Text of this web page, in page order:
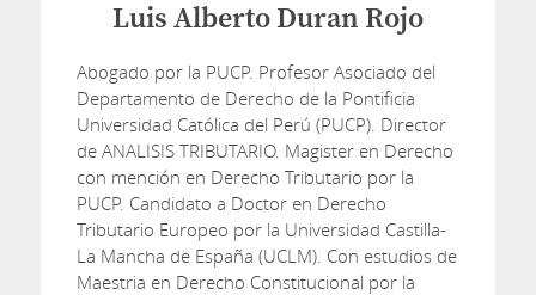
Luis Alberto Duran Rojo
Abogado por la PUCP. Profesor Asociado del
Departamento de Derecho de la Pontificia
Universidad Católica del Perú (PUCP). Director
de ANALISIS TRIBUTARIO. Magister en Derecho
con mención en Derecho Tributario por la
PUCP. Candidato a Doctor en Derecho
Tributario Europeo por la Universidad Castilla-
La Mancha de España (UCLM). Con estudios de
Maestria en Derecho Constitucional por la